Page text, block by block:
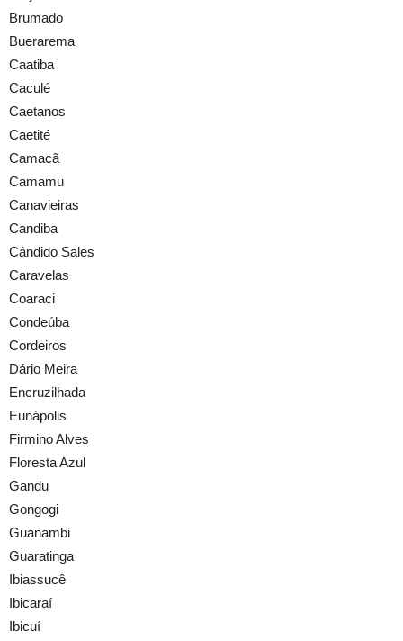
Brumado
Buerarema
Caatiba
Caculé
Caetanos
Caetité
Camacã
Camamu
Canavieiras
Candiba
Cândido Sales
Caravelas
Coaraci
Condeúba
Cordeiros
Dário Meira
Encruzilhada
Eunápolis
Firmino Alves
Floresta Azul
Gandu
Gongogi
Guanambi
Guaratinga
Ibiassucê
Ibicaraí
Ibicuí